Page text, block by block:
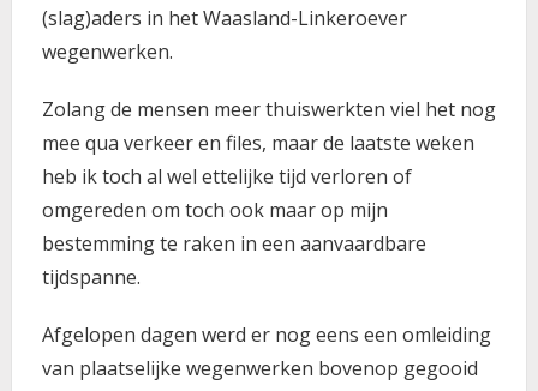
(slag)aders in het Waasland-Linkeroever
wegenwerken.
Zolang de mensen meer thuiswerkten viel het nog
mee qua verkeer en files, maar de laatste weken
heb ik toch al wel ettelijke tijd verloren of
omgereden om toch ook maar op mijn
bestemming te raken in een aanvaardbare
tijdspanne.
Afgelopen dagen werd er nog eens een omleiding
van plaatselijke wegenwerken bovenop gegooid